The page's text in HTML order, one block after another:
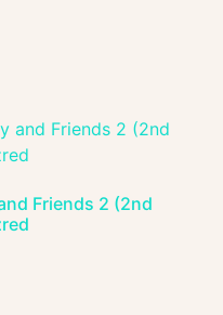
Friends 2 (2nd